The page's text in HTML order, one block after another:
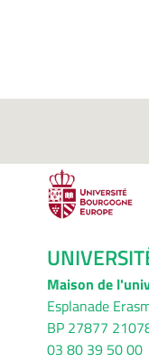
Maison de
Esplanade
BP 27877
03 80 39 50 00